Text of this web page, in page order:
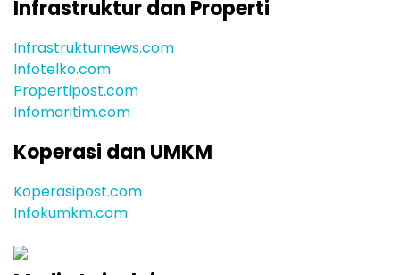
Infrastruktur dan Properti
Infrastrukturnews.com
Infotelko.com
Propertipost.com
Infomaritim.com
Koperasi dan UMKM
Koperasipost.com
Infokumkm.com